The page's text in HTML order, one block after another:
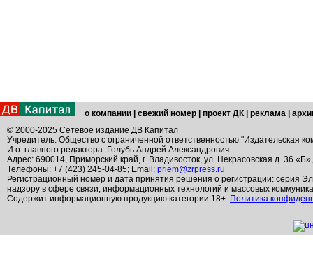
о компании свежий номер проект ДК реклама
© 2000-2025 Сетевое издание ДВ Капитал
Учредитель: Общество с ограниченной ответственностью "Издательская
И.о. главного редактора: Голубь Андрей Александрович
Адрес: 690014, Приморский край, г. Владивосток, ул. Некрасовская д. 36
Телефоны: +7 (423) 245-04-85; Email: priem@zrpress.ru
Регистрационный номер и дата принятия решения о регистрации: серия
надзору в сфере связи, информационных технологий и массовых
Содержит информационную продукцию категории 18+. Политика